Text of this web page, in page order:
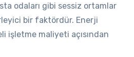
odaları gibi sessiz ortamlar
bir faktördür. Enerji
işletme maliyeti açısından